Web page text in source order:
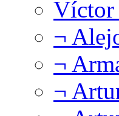
Víctor
¬
¬
¬